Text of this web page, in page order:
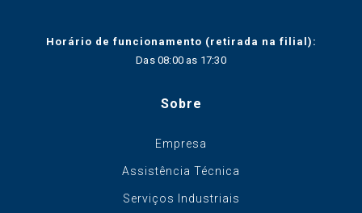
Horário de funcionamento (retirada na filial):
Das 08:00 as 17:30
Sobre
Empresa
Assistência Técnica
Serviços Industriais